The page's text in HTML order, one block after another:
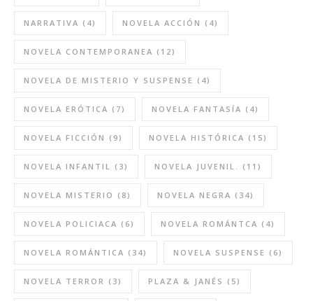
NARRATIVA (4) NOVELA ACCIÓN (4)
NOVELA CONTEMPORANEA (12)
NOVELA DE MISTERIO Y SUSPENSE (4)
NOVELA ERÓTICA (7) NOVELA FANTASÍA (4)
NOVELA FICCIÓN (9) NOVELA HISTÓRICA (15)
NOVELA INFANTIL (3) NOVELA JUVENIL. (11)
NOVELA MISTERIO (8) NOVELA NEGRA (34)
NOVELA POLICIACA (6) NOVELA ROMÁNTCA (4)
NOVELA ROMÁNTICA (34) NOVELA SUSPENSE (6)
NOVELA TERROR (3) PLAZA & JANÉS (5)